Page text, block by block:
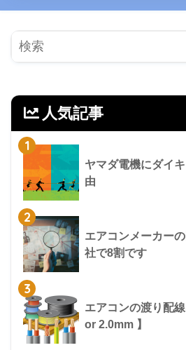
人気記事
1
ヤマダ電機にダイ
由
2
エアコンメーカー
社で8割です
3
エアコンの渡り配
or 2.0mm 】